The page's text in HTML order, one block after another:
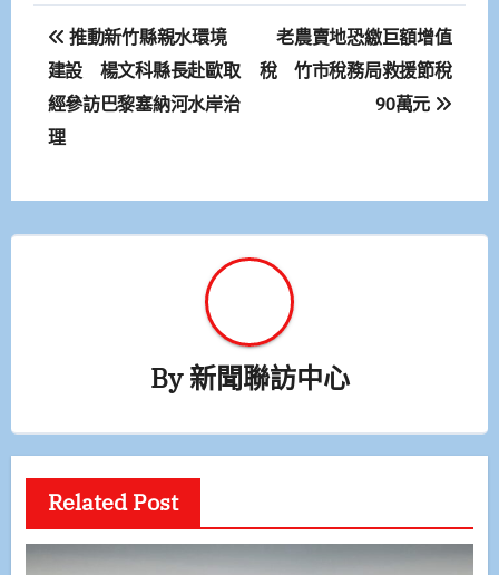
文
章
導
覽
推動新竹縣親水環境
建設 楊文科縣長赴歐取
經參訪巴黎塞納河水岸治
理
老農賣地恐繳巨額增值
稅 竹市稅務局救援節稅
90萬元
By新聞聯訪中心
Related Post